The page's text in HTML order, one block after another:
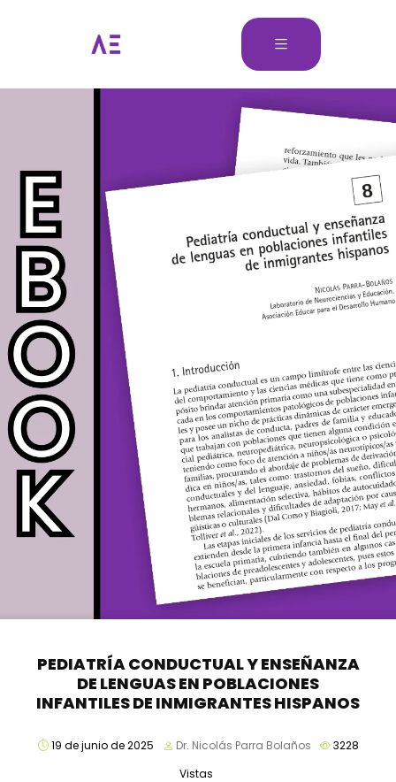
PEDIATRÍA CONDUCTUAL Y ENSEÑANZA
DE LENGUAS EN POBLACIONES
INFANTILES DE INMIGRANTES HISPANOS
19 de junio de 2025 Dr. Nicolás Parra Bolaños
3228
Vistas